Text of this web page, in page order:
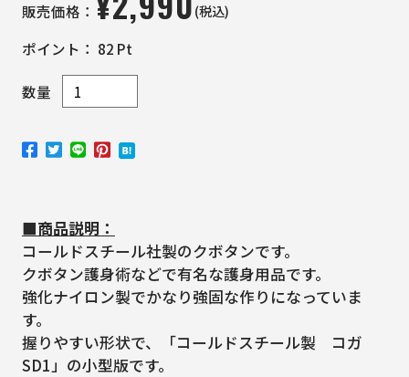
販売価格： (税込)
ポイント： 82 Pt
数量
■商品説明：
コールドスチール社製のクボタンです。
クボタン護身術などで有名な護身用品です。
強化ナイロン製でかなり強固な作りになっていま
す。
握りやすい形状で、「コールドスチール製 コガ
SD1」の小型版です。